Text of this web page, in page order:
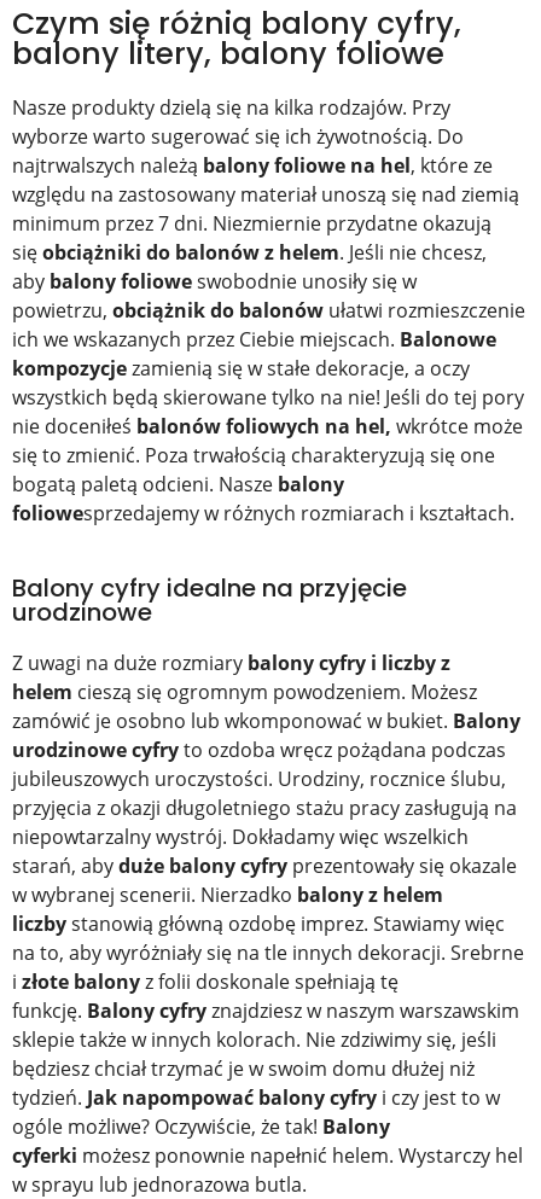
Czym się różnią balony cyfry,
balony litery, balony foliowe
Nasze produkty dzielą się na kilka rodzajów. Przy
wyborze warto sugerować się ich żywotnością. Do
najtrwalszych należą balony foliowe na hel, które ze
względu na zastosowany materiał unoszą się nad ziemią
minimum przez 7 dni. Niezmiernie przydatne okazują
sięobciążniki do balonów z helem. Jeśli nie chcesz,
aby balony folioweswobodnie unosiły się w
powietrzu, obciążnik do balonów ułatwi rozmieszczenie
ich we wskazanych przez Ciebie miejscach. Balonowe
kompozycjezamienią się w stałe dekoracje, a oczy
wszystkich będą skierowane tylko na nie! Jeśli do tej pory
nie doceniłeś balonów foliowych na hel, wkrótce może
się to zmienić. Poza trwałością charakteryzują się one
bogatą paletą odcieni. Nasze balony
foliowesprzedajemy w różnych rozmiarach i kształtach.
Balony cyfry idealne na przyjęcie
urodzinowe
Z uwagi na duże rozmiary balony cyfry i liczby z
helem cieszą się ogromnym powodzeniem. Możesz
zamówić je osobno lub wkomponować w bukiet. Balony
urodzinowe cyfryto ozdoba wręcz pożądana podczas
jubileuszowych uroczystości. Urodziny, rocznice ślubu,
przyjęcia z okazji długoletniego stażu pracy zasługują na
niepowtarzalny wystrój. Dokładamy więc wszelkich
starań, abyduże balony cyfry prezentowały się okazale
w wybranej scenerii. Nierzadko balony z helem
liczbystanowią główną ozdobę imprez. Stawiamy więc
na to, aby wyróżniały się na tle innych dekoracji. Srebrne
i złote balonyz folii doskonale spełniają tę
funkcję. Balony cyfryznajdziesz w naszym warszawskim
sklepie także w innych kolorach. Nie zdziwimy się, jeśli
będziesz chciał trzymać je w swoim domu dłużej niż
tydzień. Jak napompować balony cyfry i czy jest to w
ogóle możliwe? Oczywiście, że tak! Balony
cyferki możesz ponownie napełnić helem. Wystarczy hel
w sprayu lub jednorazowa butla.